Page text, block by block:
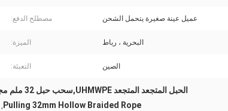
عميل عينة صغيرة يتحمل الشحن مصطلح الدفع:
البحرية ، رباط الميزة:
الصين التعبئة:
الحبل المتجعد المتجعد UHMWPE,سحب حبل 32 ملم مجوف,حبل UHMWPE ذو 12 خيوط ملون
Pulling 32mm Hollow Braided Rope
,